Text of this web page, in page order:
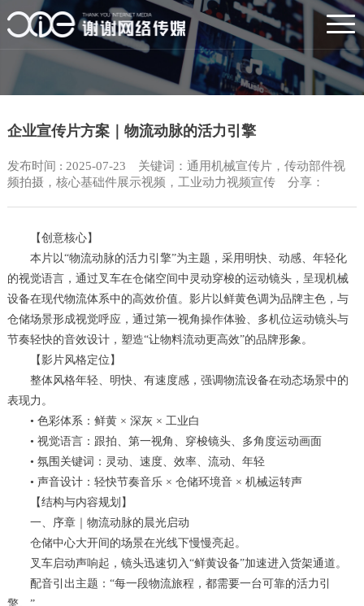
企业宣传片方案｜物流动脉的活力引擎
发布时间 : 2025-07-23 关键词：通用机械宣传片，传动部件视
频拍摄，核心基础件展示视频，工业动力视频宣传 分享：
【创意核心】
本片以“物流动脉的活力引擎”为主题，采用明快、动感、年轻化
的视觉语言，通过叉车在仓储空间中灵动穿梭的运动镜头，呈现机械
设备在现代物流体系中的高效价值。影片以鲜黄色调为品牌主色，与
仓储场景形成视觉呼应，通过第一视角操作体验、多机位运动镜头与
节奏轻快的音效设计，塑造“让物料流动更高效”的品牌形象。
【影片风格定位】
整体风格年轻、明快、有速度感，强调物流设备在动态场景中的
表现力。
• 色彩体系：鲜黄 × 深灰 × 工业白
• 视觉语言：跟拍、第一视角、穿梭镜头、多角度运动画面
• 氛围关键词：灵动、速度、效率、流动、年轻
• 声音设计：轻快节奏音乐 × 仓储环境音 × 机械运转声
【结构与内容规划】
一、序章｜物流动脉的晨光启动
仓储中心大开间的场景在光线下慢慢亮起。
叉车启动声响起，镜头迅速切入“鲜黄设备”加速进入货架通道。
配音引出主题：“每一段物流旅程，都需要一台可靠的活力引